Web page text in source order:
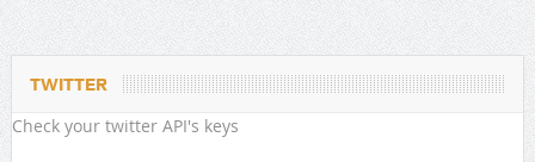
TWITTER
Check your twitter API's keys